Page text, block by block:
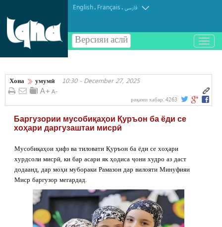
English. Français.فارسی
Версияи аслӣ
باز
و
کردن
Хона умумӣ 10:30 - December 27, 2025
рақами хабар: 4263
Баргузории мусобиқаҳои Қуръон ба ёди се
хоҳари даргузаштаи мисрӣ
Мусобиқаҳои ҳифз ва тиловати Қуръон ба ёди се хоҳари
хурдсоли мисрӣ, ки бар асари як ҳодиса ҷони худро аз даст
додаанд, дар моҳи мубораки Рамазон дар вилояти Минуфияи
Миср баргузор мегардад.